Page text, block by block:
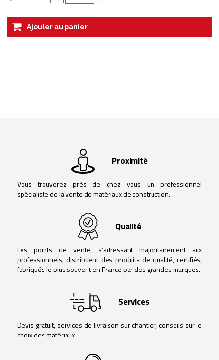
Ajouter au panier
Proximité
Vous trouverez près de chez vous un professionnel
spécialiste de la vente de matériaux de construction.
Qualité
Les points de vente, s’adressant majoritairement aux
professionnels, distribuent des produits de qualité, certifiés,
fabriqués le plus souvent en France par des grandes marques.
Services
Devis gratuit, services de livraison sur chantier, conseils sur le
choix des matériaux.